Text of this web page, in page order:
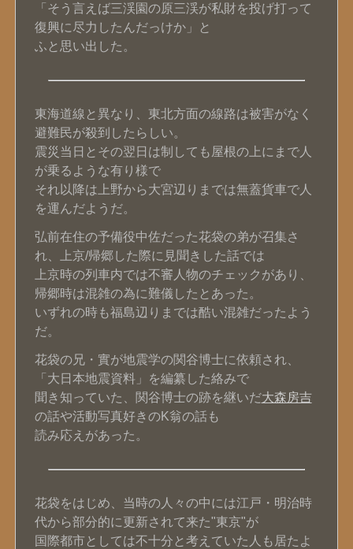
「そう言えば三渓園の原三渓が私財を投げ打って
復興に尽力したんだっけか」と
ふと思い出した。
東海道線と異なり、東北方面の線路は被害がなく
避難民が殺到したらしい。
震災当日とその翌日は制しても屋根の上にまで人
が乗るような有り様で
それ以降は上野から大宮辺りまでは無蓋貨車で人
を運んだようだ。
弘前在住の予備役中佐だった花袋の弟が召集さ
れ、上京/帰郷した際に見聞きした話では
上京時の列車内では不審人物のチェックがあり、
帰郷時は混雑の為に難儀したとあった。
いずれの時も福島辺りまでは酷い混雑だったよう
だ。
花袋の兄・實が地震学の関谷博士に依頼され、
「大日本地震資料」を編纂した絡みで
聞き知っていた、関谷博士の跡を継いだ大森房吉
の話や活動写真好きのK翁の話も
読み応えがあった。
花袋をはじめ、当時の人々の中には江戸・明治時
代から部分的に更新されて来た"東京"が
国際都市としては不十分と考えていた人も居たよ